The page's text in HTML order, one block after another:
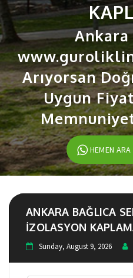
Ankara
Arıyorsan
Uygun
HEMEN
ANKARA BAĞLICA
IZOLASYON
Sunday, August 9, 2026